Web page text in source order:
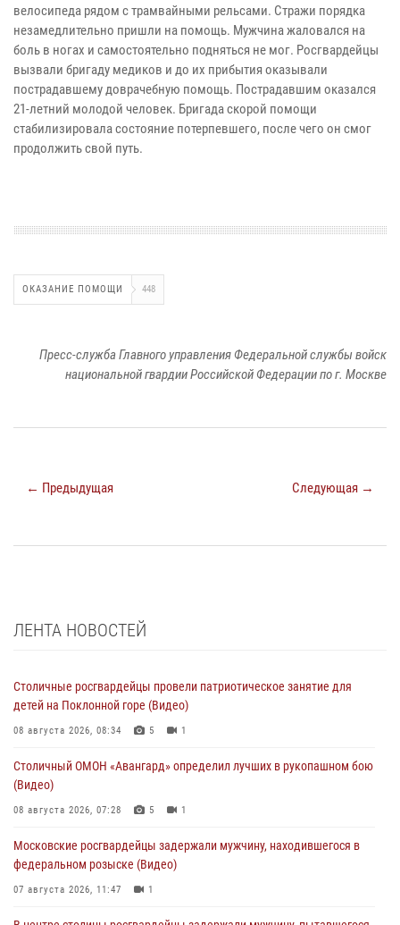
велосипеда рядом с трамвайными рельсами. Стражи порядка
незамедлительно пришли на помощь. Мужчина жаловался на
боль в ногах и самостоятельно подняться не мог. Росгвардейцы
вызвали бригаду медиков и до их прибытия оказывали
пострадавшему доврачебную помощь. Пострадавшим оказался
21-летний молодой человек. Бригада скорой помощи
стабилизировала состояние потерпевшего, после чего он смог
продолжить свой путь.
ОКАЗАНИЕ ПОМОЩИ 448
Пресс-служба Главного управления Федеральной службы войск
национальной гвардии Российской Федерации по г. Москве
← Предыдущая Следующая →
ЛЕНТА НОВОСТЕЙ
Столичные росгвардейцы провели патриотическое занятие для
детей на Поклонной горе (Видео)
08 августа 2026, 08:34 5 1
Столичный ОМОН «Авангард» определил лучших в рукопашном бою
(Видео)
08 августа 2026, 07:28 5 1
Московские росгвардейцы задержали мужчину, находившегося в
федеральном розыске (Видео)
07 августа 2026, 11:47 1